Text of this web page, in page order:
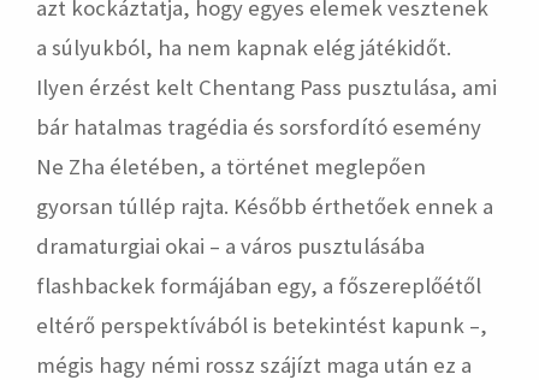
azt kockáztatja, hogy egyes elemek vesztenek
a súlyukból, ha nem kapnak elég játékidőt.
Ilyen érzést kelt Chentang Pass pusztulása, ami
bár hatalmas tragédia és sorsfordító esemény
Ne Zha életében, a történet meglepően
gyorsan túllép rajta. Később érthetőek ennek a
dramaturgiai okai – a város pusztulásába
flashbackek formájában egy, a főszereplőétől
eltérő perspektívából is betekintést kapunk –,
mégis hagy némi rossz szájízt maga után ez a